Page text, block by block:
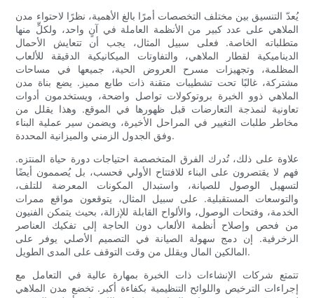
يُعدّ التنسيق بين مختلف التخصصات أمرًا بالغ الأهمية، نظرًا لاحتواء مدن
الملاهي على عدد كبير من الأنظمة العاملة في آنٍ واحد، ولكلٍّ منها
متطلباته الخاصة. فعلى سبيل المثال، يجب أن تتعايش الأحمال
الديناميكية لقطار الملاهي، والتفاوتات الميكانيكية الدقيقة للألعاب
المظلمة، وتجهيزات مسرح العروض الحية، جميعها في مساحات
مشتركة، غالبًا تحت تشطيبات متقنة ذات طابع مميز. يضع بناة مدن
الملاهي ذوو الخبرة بروتوكولات تواصل واضحة، ويستخدمون أدوات
تعاونية لنمذجة التعارضات قبل ظهورها في الموقع. وهذا يقلل من
مخاطر طلبات التغيير في المراحل الأخيرة، ويضمن سير عملية البناء
وفق الجدول الزمني والميزانية المحددة.
علاوة على ذلك، تُدرك الفرق المتخصصة احتياجات دورة حياة المنتزه.
فهم لا يقتصرون على البناء للافتتاح الأولي فحسب، بل يُصممون أيضًا
لتسهيل الوصول للصيانة، واستبدال المكونات المعرضة للتلف،
والتوسعات المستقبلية. على سبيل المثال، يتوقعون مواقع ممرات
الخدمة، وفتحات الوصول، والألواح القابلة للإزالة، بحيث يتمكن الفنيون
من فحص وإصلاح أنظمة الألعاب دون الحاجة إلى تفكيك العناصر
الزخرفية. إن دمج سهولة الصيانة في التصميم الأصلي يوفر على
المالكين المال ويقلل من وقت التوقف على المدى الطويل.
تتمتع شركات الإنشاءات ذات الخبرة بمهارة عالية في التعامل مع
إجراءات الترخيص واللوائح التنظيمية بكفاءة أكبر. تخضع مدن الملاهي